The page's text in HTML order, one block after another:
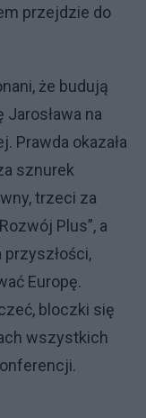
przejdzie do
że budują
na
Prawda okazała
sznurek
trzeci za
Plus”, a
przyszłości,
Europę.
bloczki się
wszystkich